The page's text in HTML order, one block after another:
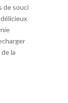
de souci
la